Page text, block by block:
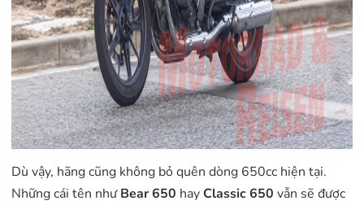
Dù vậy, hãng cũng không bỏ quên dòng 650cc hiện tại.
Những cái tên nhưBear 650 hayClassic 650 vẫn sẽ được